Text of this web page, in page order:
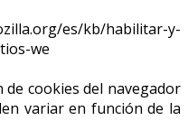
es/kb/habilitar-y-
we
de cookies del navegador
variar en función de la